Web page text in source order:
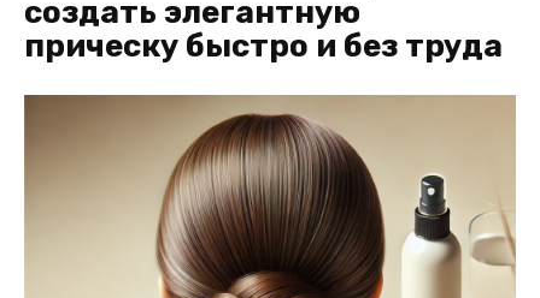
создать элегантную
прическу быстро и без труда